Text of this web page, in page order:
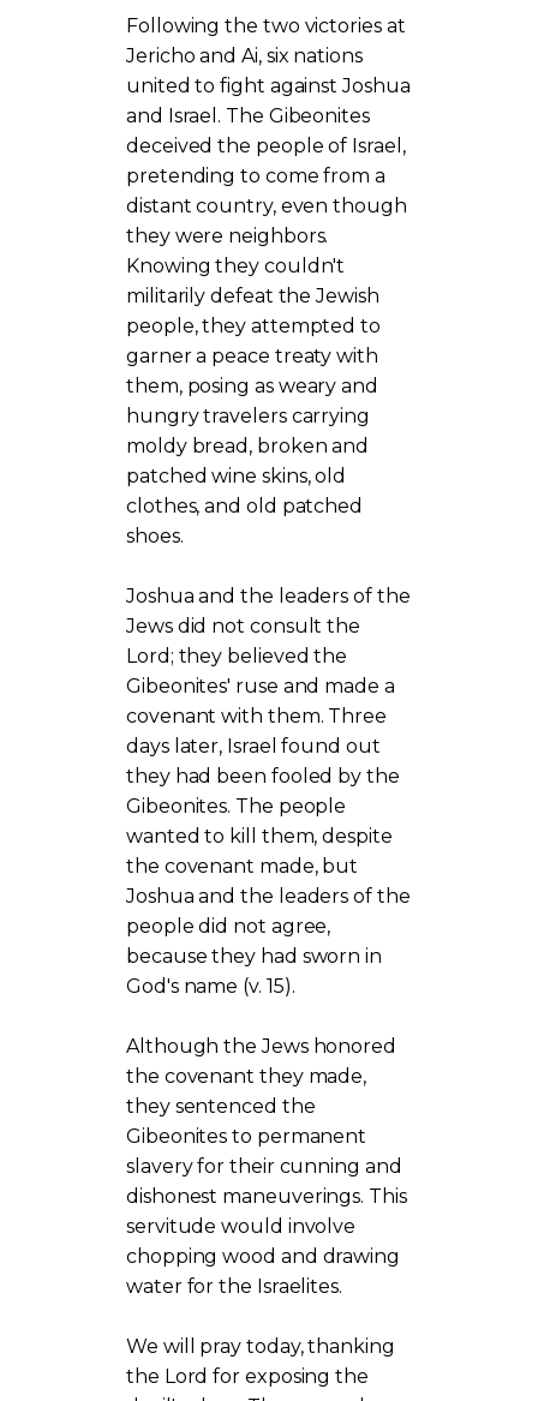
Following the two victories at
Jericho and Ai, six nations
united to fight against Joshua
and Israel. The Gibeonites
deceived the people of Israel,
pretending to come from a
distant country, even though
they were neighbors.
Knowing they couldn't
militarily defeat the Jewish
people, they attempted to
garner a peace treaty with
them, posing as weary and
hungry travelers carrying
moldy bread, broken and
patched wine skins, old
clothes, and old patched
shoes.
Joshua and the leaders of the
Jews did not consult the
Lord; they believed the
Gibeonites' ruse and made a
covenant with them. Three
days later, Israel found out
they had been fooled by the
Gibeonites. The people
wanted to kill them, despite
the covenant made, but
Joshua and the leaders of the
people did not agree,
because they had sworn in
God's name (v. 15).
Although the Jews honored
the covenant they made,
they sentenced the
Gibeonites to permanent
slavery for their cunning and
dishonest maneuverings. This
servitude would involve
chopping wood and drawing
water for the Israelites.
We will pray today, thanking
the Lord for exposing the